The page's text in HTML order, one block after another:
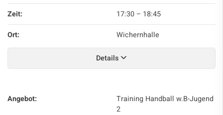
Zeit:
17:30 – 18:45
Ort:
Wichernhalle
Details
Angebot:
Training Handball w.B-Jugend
2